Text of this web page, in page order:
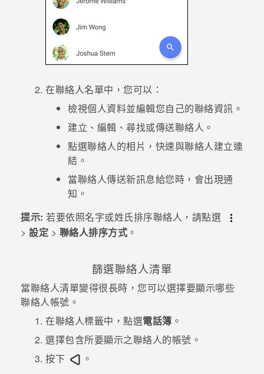
在聯絡人名單中，您可以：
檢視個人資料並編輯您自己的聯絡資訊。
建立、編輯、尋找或傳送聯絡人。
點選聯絡人的相片，快速與聯絡人建立連
結。
當聯絡人傳送新訊息給您時，會出現通
知。
提示: 若要依照名字或姓氏排序聯絡人，請點選
> 設定 > 聯絡人排序方式 。
篩選聯絡人清單
當聯絡人清單變得很長時，您可以選擇要顯示哪些
聯絡人帳號。
在聯絡人標籤中，點選電話簿 。
選擇包含所要顯示之聯絡人的帳號。
按下
。